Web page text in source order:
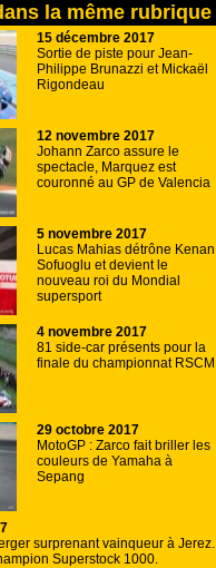
la même rubrique
15 décembre 2017
Sortie de piste pour Jean-
Philippe Brunazzi et Mickaël
Rigondeau
12 novembre 2017
Johann Zarco assure le
spectacle, Marquez est
couronné au GP de Valencia
5 novembre 2017
Lucas Mahias détrône Kenan
Sofuoglu et devient le
nouveau roi du Mondial
supersport
4 novembre 2017
81 side-car présents pour la
finale du championnat RSCM
29 octobre 2017
MotoGP : Zarco fait briller les
couleurs de Yamaha à
Sepang
surprenant vainqueur à Jerez.
Superstock 1000.